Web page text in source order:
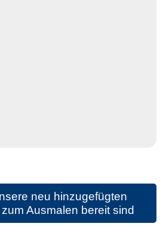
neu hinzugefügten
Ausmalen bereit sind